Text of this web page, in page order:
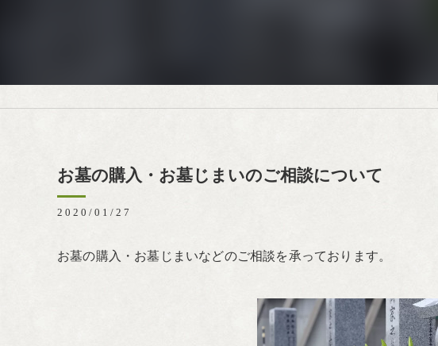
お墓の購入・お墓じまいのご相談について
2020/01/27
お墓の購入・お墓じまいなどのご相談を承っております。